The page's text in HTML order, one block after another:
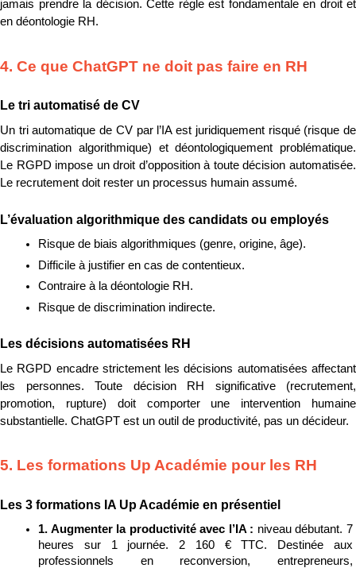
jamais prendre la décision. Cette règle est fondamentale en droit et
en déontologie RH.
4. Ce que ChatGPT ne doit pas faire en RH
Le tri automatisé de CV
Un tri automatique de CV par l’IA est juridiquement risqué (risque de
discrimination algorithmique) et déontologiquement problématique.
Le RGPD impose un droit d’opposition à toute décision automatisée.
Le recrutement doit rester un processus humain assumé.
L’évaluation algorithmique des candidats ou employés
Risque de biais algorithmiques (genre, origine, âge).
Difficile à justifier en cas de contentieux.
Contraire à la déontologie RH.
Risque de discrimination indirecte.
Les décisions automatisées RH
Le RGPD encadre strictement les décisions automatisées affectant
les personnes. Toute décision RH significative (recrutement,
promotion, rupture) doit comporter une intervention humaine
substantielle. ChatGPT est un outil de productivité, pas un décideur.
5. Les formations Up Académie pour les RH
Les 3 formations IA Up Académie en présentiel
1. Augmenter la productivité avec l’IA : niveau débutant. 7
heures sur 1 journée. 2 160 € TTC. Destinée aux
professionnels en reconversion, entrepreneurs,